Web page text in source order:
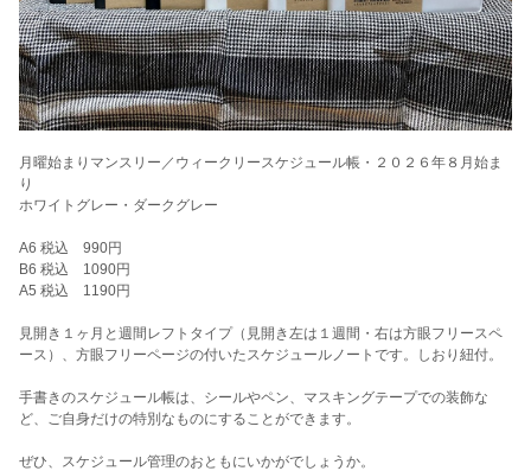
月曜始まりマンスリー／ウィークリースケジュール帳・２０２６年８月始ま
り
ホワイトグレー・ダークグレー
A6 税込 990円
B6 税込 1090円
A5 税込 1190円
見開き１ヶ月と週間レフトタイプ（見開き左は１週間・右は方眼フリースペ
ース）、方眼フリーページの付いたスケジュールノートです。しおり紐付。
手書きのスケジュール帳は、シールやペン、マスキングテープでの装飾な
ど、ご自身だけの特別なものにすることができます。
ぜひ、スケジュール管理のおともにいかがでしょうか。